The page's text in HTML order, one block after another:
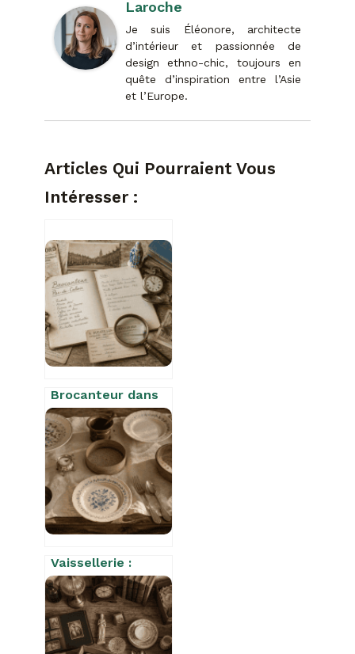
Laroche
Je suis Éléonore, architecte
d’intérieur et passionnée de
design ethno-chic, toujours en
quête d’inspiration entre l’Asie
et l’Europe.
Articles Qui Pourraient Vous
Intéresser :
Brocanteur dans
le 62 : valorisez
vos objets et
videz votre
maison
efficacement
Vaissellerie :
définition, usages
historiques et
distinction avec la
vaisselle